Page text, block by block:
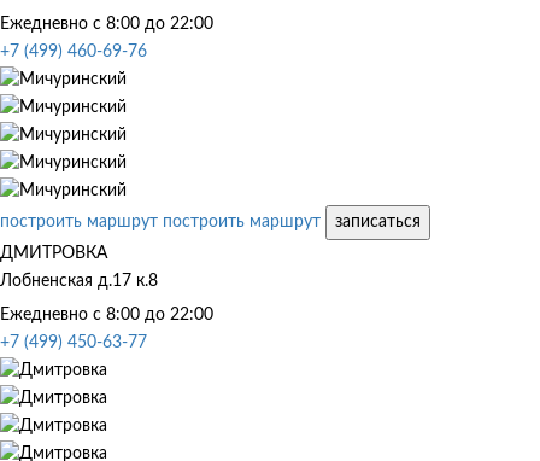
Ежедневно с 8:00 до 22:00
+7 (499) 460-69-76
построить маршрут построить маршрут
записаться
ДМИТРОВКА
Лобненская д.17 к.8
Ежедневно с 8:00 до 22:00
+7 (499) 450-63-77